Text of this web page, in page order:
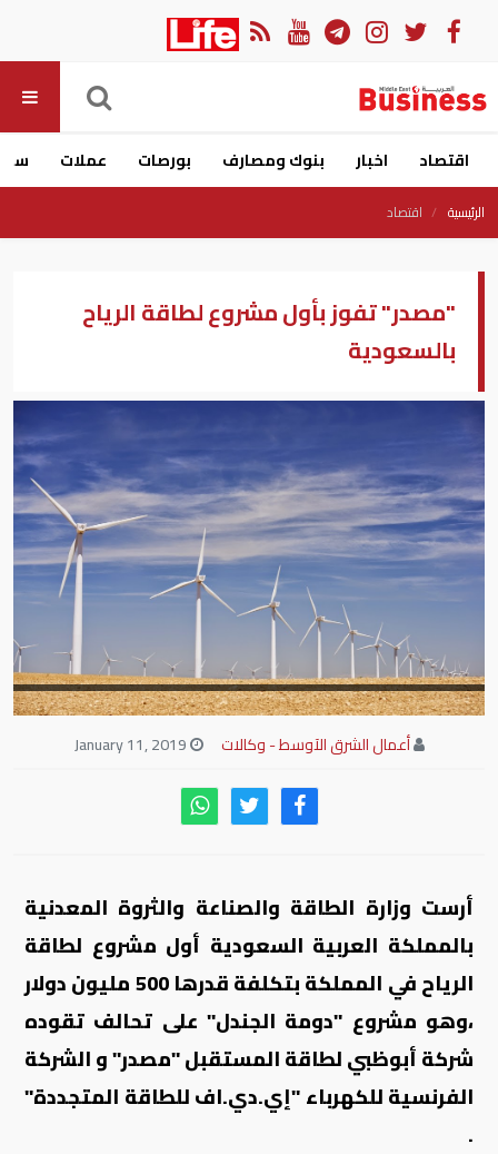
اقتصاد اخبار بنوك ومصارف بورصات عملات
الرئيسية اقتصاد
"مصدر" تفوز بأول مشروع لطاقة الرياح
بالسعودية
أعمال الشرق الآوسط - وكالات
أرست وزارة الطاقة والصناعة والثروة المعدنية
بالمملكة العربية السعودية أول مشروع لطاقة
الرياح في المملكة بتكلفة قدرها 500 مليون دولار
،وهو مشروع "دومة الجندل" على تحالف تقوده
شركة أبوظبي لطاقة المستقبل "مصدر" و الشركة
الفرنسية للكهرباء "إي.دي.اف للطاقة المتجددة"
.